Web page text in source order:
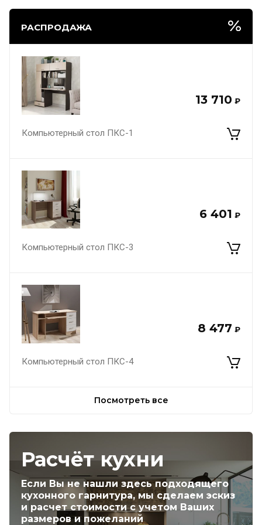
РАСПРОДАЖА
13 710 ₽
Компьютерный стол ПКС-1
6 401 ₽
Компьютерный стол ПКС-3
8 477 ₽
Компьютерный стол ПКС-4
Посмотреть все
Расчёт кухни
Если Вы не нашли здесь подходящего
кухонного гарнитура, мы сделаем эскиз
и расчет стоимости с учетом Ваших
размеров и пожеланий